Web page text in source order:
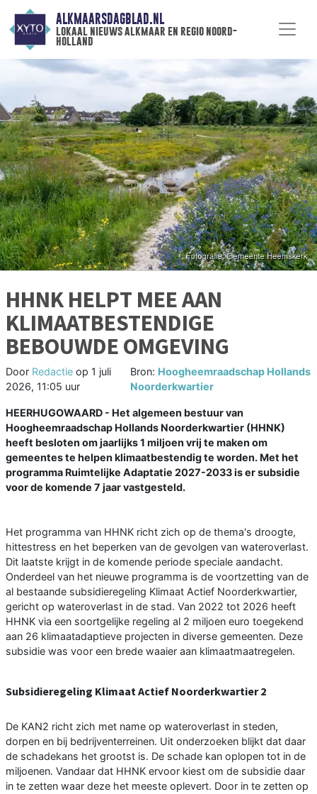
ALKMAARSDAGBLAD.NL
lokaal nieuws alkmaar en regio noord-
holland
HHNK HELPT MEE AAN
KLIMAATBESTENDIGE
BEBOUWDE OMGEVING
Door Redactie op 1 juli
2026, 11:05 uur
Bron: Hoogheemraadschap Hollands
Noorderkwartier
HEERHUGOWAARD - Het algemeen bestuur van
Hoogheemraadschap Hollands Noorderkwartier (HHNK)
heeft besloten om jaarlijks 1 miljoen vrij te maken om
gemeentes te helpen klimaatbestendig te worden. Met het
programma Ruimtelijke Adaptatie 2027-2033 is er subsidie
voor de komende 7 jaar vastgesteld.
Het programma van HHNK richt zich op de thema's droogte,
hittestress en het beperken van de gevolgen van wateroverlast.
Dit laatste krijgt in de komende periode speciale aandacht.
Onderdeel van het nieuwe programma is de voortzetting van de
al bestaande subsidieregeling Klimaat Actief Noorderkwartier,
gericht op wateroverlast in de stad. Van 2022 tot 2026 heeft
HHNK via een soortgelijke regeling al 2 miljoen euro toegekend
aan 26 klimaatadaptieve projecten in diverse gemeenten. Deze
subsidie was voor een brede waaier aan klimaatmaatregelen.
Subsidieregeling Klimaat Actief Noorderkwartier 2
De KAN2 richt zich met name op wateroverlast in steden,
dorpen en bij bedrijventerreinen. Uit onderzoeken blijkt dat daar
de schadekans het grootst is. De schade kan oplopen tot in de
miljoenen. Vandaar dat HHNK ervoor kiest om de subsidie daar
in te zetten waar deze het meeste oplevert. Door in te zetten op